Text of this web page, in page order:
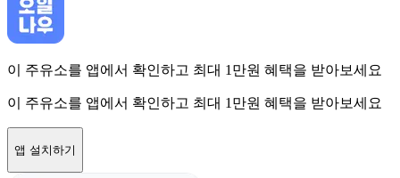
이 주유소를 앱에서 확인하고 최대 1만원 혜택을 받아보세요
이 주유소를 앱에서 확인하고 최대 1만원 혜택을 받아보세요
앱 설치하기